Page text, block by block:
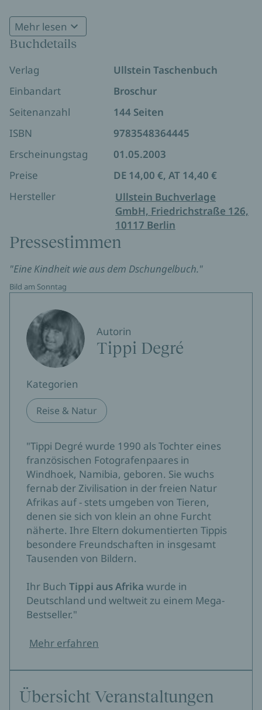
Mehr lesen
Buchdetails
Verlag
Ullstein Taschenbuch
Einbandart
Broschur
Seitenanzahl
144 Seiten
ISBN
9783548364445
Erscheinungstag
01.05.2003
Preise
DE 14,00 €, AT 14,40 €
Hersteller
Ullstein Buchverlage
GmbH, Friedrichstraße 126,
10117 Berlin
Pressestimmen
"Eine Kindheit wie aus dem Dschungelbuch."
Bild am Sonntag
Autorin
Tippi Degré
Kategorien
Reise & Natur
"Tippi Degré wurde 1990 als Tochter eines
französischen Fotografenpaares in
Windhoek, Namibia, geboren. Sie wuchs
fernab der Zivilisation in der freien Natur
Afrikas auf - stets umgeben von Tieren,
denen sie sich von klein an ohne Furcht
näherte. Ihre Eltern dokumentierten Tippis
besondere Freundschaften in insgesamt
Tausenden von Bildern.
Ihr Buch Tippi aus Afrika wurde in
Deutschland und weltweit zu einem Mega-
Bestseller."
Mehr erfahren
Übersicht Veranstaltungen